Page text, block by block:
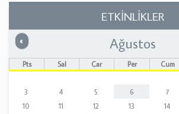
ETKİNLİKLER
« Önceki Ağustos
Pts Sal Çar Per Cum
3
4 5 6 7
10
11 12 13 14